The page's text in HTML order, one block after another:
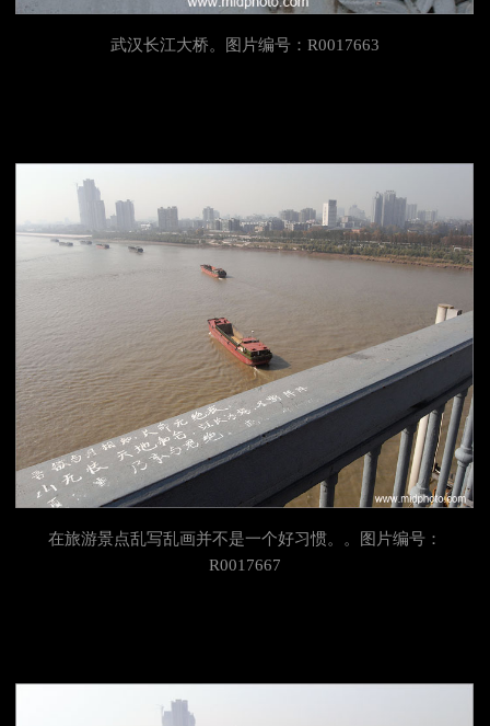
武汉长江大桥。图片编号：R0017663
在旅游景点乱写乱画并不是一个好习惯。。图片编号：
R0017667